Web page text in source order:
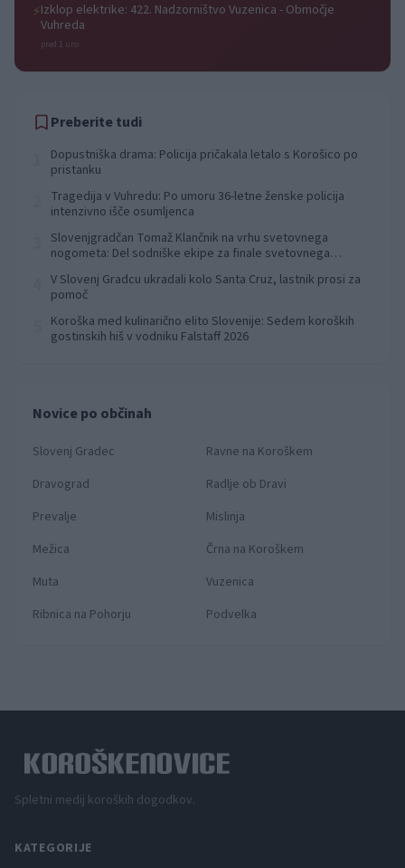
⚡Izklop elektrike: 422. Nadzorništvo Vuzenica - Območje
Vuhreda
pred 1 uro
Preberite tudi
Dopustniška drama: Policija pričakala letalo s Korošico po
pristanku
Tragedija v Vuhredu: Po umoru 36-letne ženske policija
intenzivno išče osumljenca
Slovenjgradčan Tomaž Klančnik na vrhu svetovnega
nogometa: Del sodniške ekipe za finale svetovnega
V Slovenj Gradcu ukradali kolo Santa Cruz, lastnik prosi za
pomoč
Koroška med kulinarično elito Slovenije: Sedem koroških
gostinskih hiš v vodniku Falstaff 2026
Novice po občinah
Slovenj Gradec
Ravne na Koroškem
Dravograd
Radlje ob Dravi
Prevalje
Mislinja
Mežica
Črna na Koroškem
Muta
Vuzenica
Ribnica na Pohorju
Podvelka
Spletni medij koroških dogodkov.
KATEGORIJE